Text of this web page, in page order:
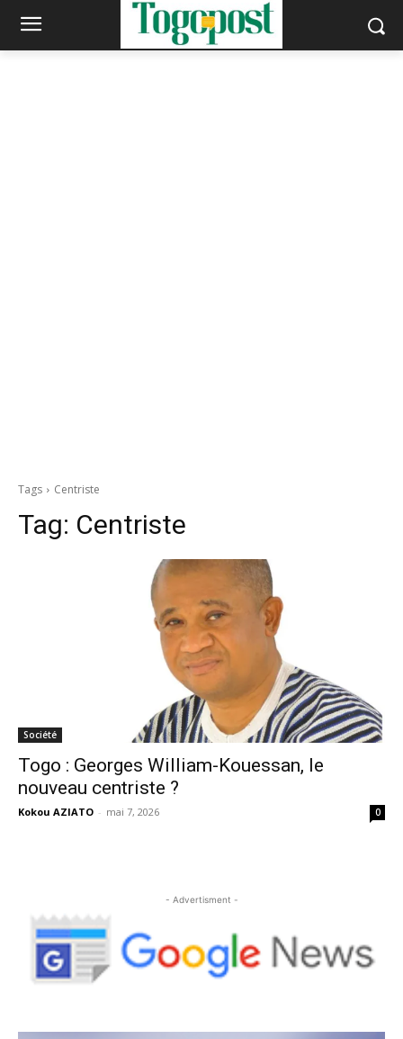
Tags Centriste
Tag: Centriste
Société
Togo : Georges William-Kouessan, le
nouveau centriste ?
Kokou AZIATO - mai 7, 2026 0
- Advertisment -